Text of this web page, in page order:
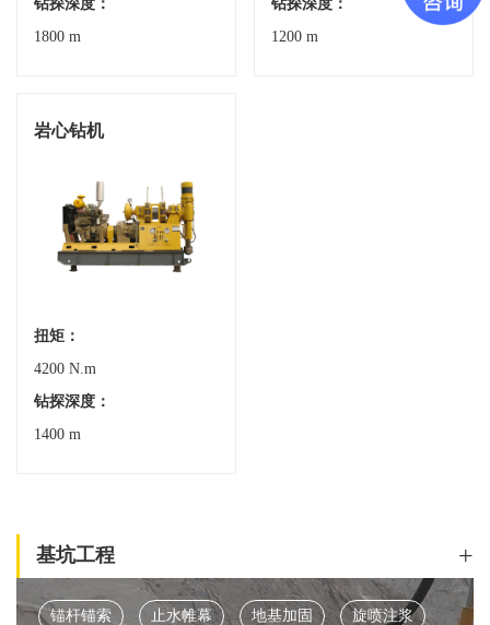
钻探深度：
1800 m
钻探深度：
1200 m
岩心钻机
扭矩：
4200 N.m
钻探深度：
1400 m
基坑工程 +
锚杆锚索 止水帷幕 地基加固 旋喷注浆